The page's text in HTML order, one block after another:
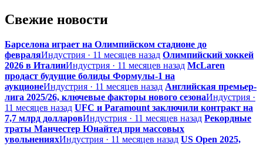
Свежие новости
Барселона играет на Олимпийском стадионе до
февраляИндустрия · 11 месяцев назад Олимпийский хоккей
2026 в ИталииИндустрия · 11 месяцев назад McLaren
продаст будущие болиды Формулы-1 на
аукционеИндустрия · 11 месяцев назад Английская премьер-
лига 2025/26, ключевые факторы нового сезонаИндустрия ·
11 месяцев назад UFC и Paramount заключили контракт на
7,7 млрд долларовИндустрия · 11 месяцев назад Рекордные
траты Манчестер Юнайтед при массовых
увольненияхИндустрия · 11 месяцев назад US Open 2025,